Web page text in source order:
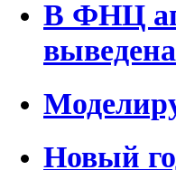
В ФНЦ
Новый